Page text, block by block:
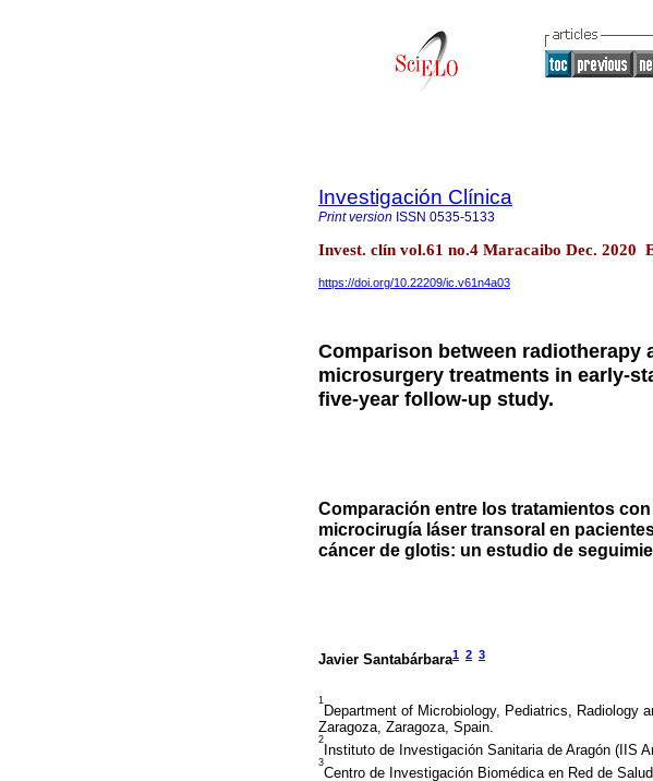
Investigación Clínica
Print version ISSN 0535-5133
Invest. clín vol.61 no.4 Maracaibo Dec. 2020
https://doi.org/10.22209/ic.v61n4a03
Comparison between radiotherapy
microsurgery treatments in early-
five-year follow-up study.
Comparación entre los tratamientos
microcirugía láser transoral en
cáncer de glotis: un estudio de
Javier Santabárbara1 2 3
1
Department of Microbiology, Pediatrics, Radiology
Zaragoza, Zaragoza, Spain.
2
Instituto de Investigación Sanitaria de Aragón (IIS
3
Centro de Investigación Biomédica en Red de